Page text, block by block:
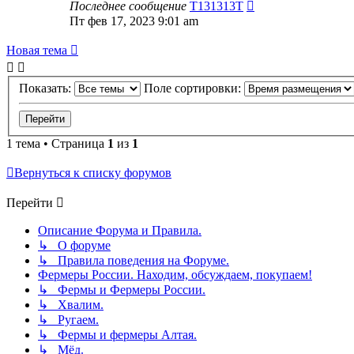
Последнее сообщение T131313T
Пт фев 17, 2023 9:01 am
Новая тема
Показать: Поле сортировки:
1 тема • Страница 1 из 1
Вернуться к списку форумов
Перейти
Описание Форума и Правила.
↳ О форуме
↳ Правила поведения на Форуме.
Фермеры России. Находим, обсуждаем, покупаем!
↳ Фермы и Фермеры России.
↳ Хвалим.
↳ Ругаем.
↳ Фермы и фермеры Алтая.
↳ Мёд.